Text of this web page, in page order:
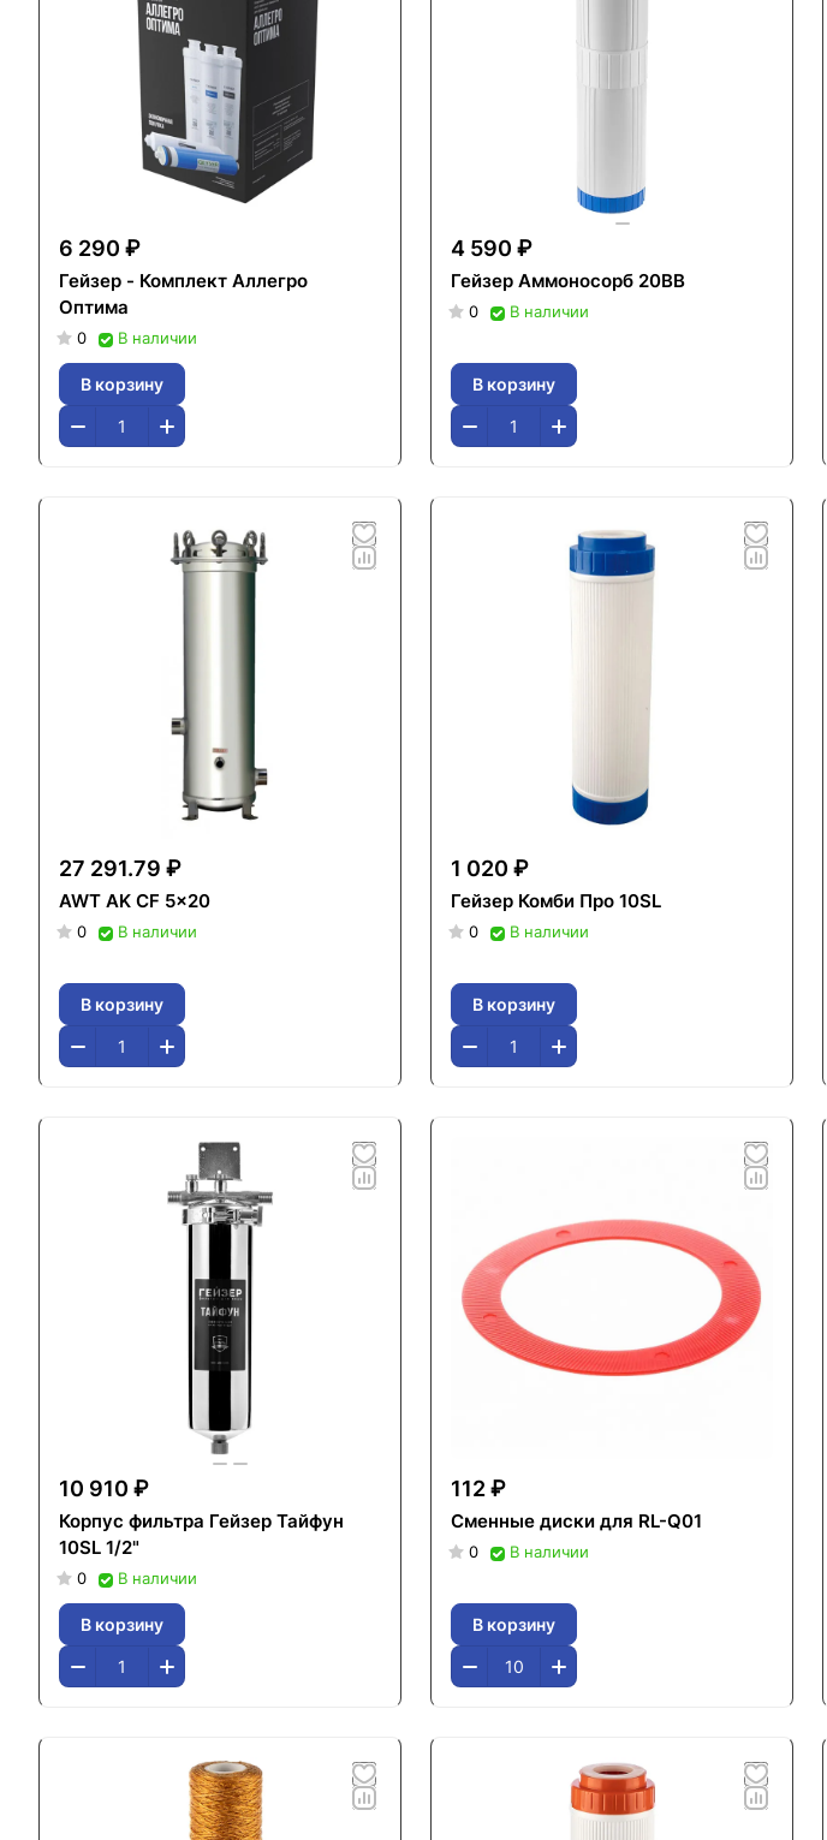
6 290 ₽
Гейзер - Комплект Аллегро
Оптима
0 В наличии
В корзину
4 590 ₽
Гейзер Аммоносорб 20ВВ
0 В наличии
В корзину
27 291.79 ₽
AWT AK CF 5x20
0 В наличии
В корзину
1 020 ₽
Гейзер Комби Про 10SL
0 В наличии
В корзину
10 910 ₽
Корпус фильтра Гейзер Тайфун
10SL 1/2"
0 В наличии
В корзину
112 ₽
Сменные диски для RL-Q01
0 В наличии
В корзину